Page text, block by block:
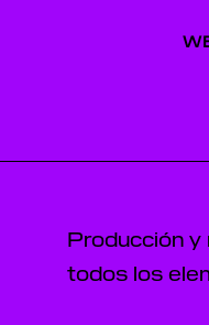
Producción y
todos los